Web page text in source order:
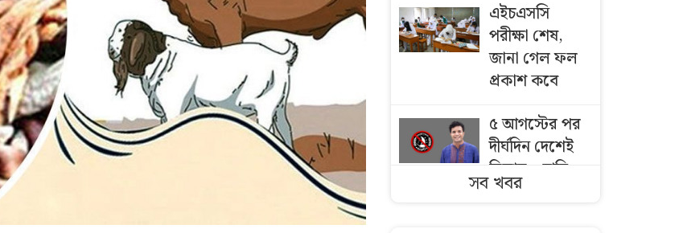
এইচএসসি
পরীক্ষা শেষ,
জানা গেল ফল
প্রকাশ কবে
৫ আগস্টের পর
দীর্ঘদিন দেশেই
ছিলাম—দাবি
নিষিদ্ধ ছাত্রলীগ
সব খবর